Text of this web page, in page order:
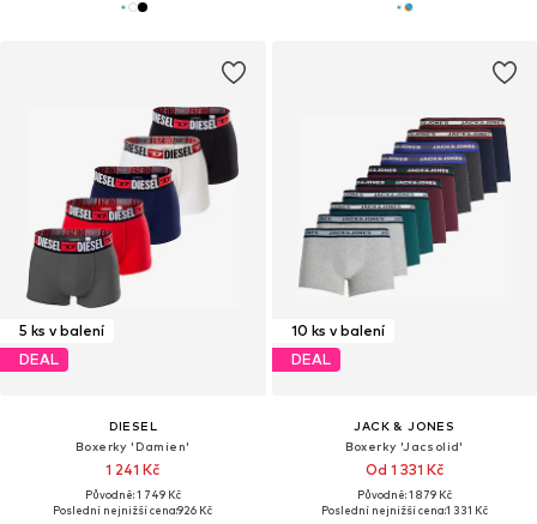
5 ks v balení
DEAL
DIESEL
Boxerky 'Damien'
1 241 Kč
Původně: 1 749 Kč
Poslední nejnižší cena:926 Kč
10 ks v balení
DEAL
JACK & JONES
Boxerky 'Jacsolid'
Od 1 331 Kč
Původně: 1 879 Kč
Poslední nejnižší cena:1 331 Kč